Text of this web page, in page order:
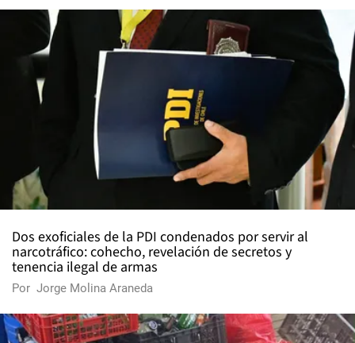
Dos exoficiales de la PDI condenados por servir al
narcotráfico: cohecho, revelación de secretos y
tenencia ilegal de armas
Por Jorge Molina Araneda